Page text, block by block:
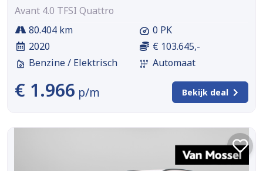
Avant 4.0 TFSI Quattro
80.404 km
2020
Benzine / Elektrisch
0 PK
€ 103.645,-
Automaat
€ 1.966 p/m Bekijk deal